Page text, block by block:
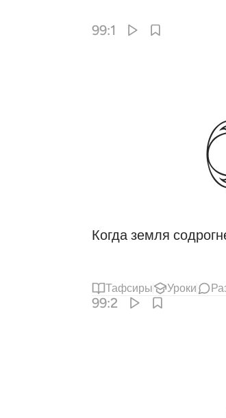
99:1
Когда земля
Тафсиры Уроки
99:2